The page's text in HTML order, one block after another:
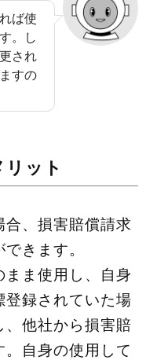
ば使
。し
され
すの
ット
、損害賠償請求
きます。
ま使用し、自身
録されていた場
他社から損害賠
自身の使用して